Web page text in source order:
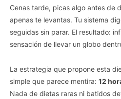
Cenas tarde, picas algo antes de
apenas te levantas. Tu sistema
seguidas sin parar. El resultado:
sensación de llevar un globo
La estrategia que propone esta
simple que parece mentira: 12
Nada de dietas raras ni batidos